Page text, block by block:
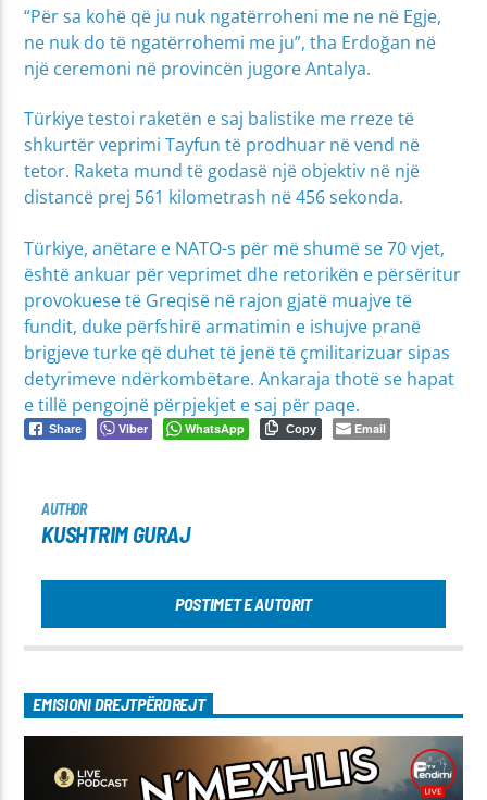
“Për sa kohë që ju nuk ngatërroheni me ne në Egje,
ne nuk do të ngatërrohemi me ju”, tha Erdoğan në
një ceremoni në provincën jugore Antalya.
Türkiye testoi raketën e saj balistike me rreze të
shkurtër veprimi Tayfun të prodhuar në vend në
tetor. Raketa mund të godasë një objektiv në një
distancë prej 561 kilometrash në 456 sekonda.
Türkiye, anëtare e NATO-s për më shumë se 70 vjet,
është ankuar për veprimet dhe retorikën e përsëritur
provokuese të Greqisë në rajon gjatë muajve të
fundit, duke përfshirë armatimin e ishujve pranë
brigjeve turke që duhet të jenë të çmilitarizuar sipas
detyrimeve ndërkombëtare. Ankaraja thotë se hapat
e tillë pengojnë përpjekjet e saj për paqe.
Share Viber WhatsApp Copy Email
AUTHOR
KUSHTRIM GURAJ
POSTIMET E AUTORIT
EMISIONI DREJTPËRDREJT